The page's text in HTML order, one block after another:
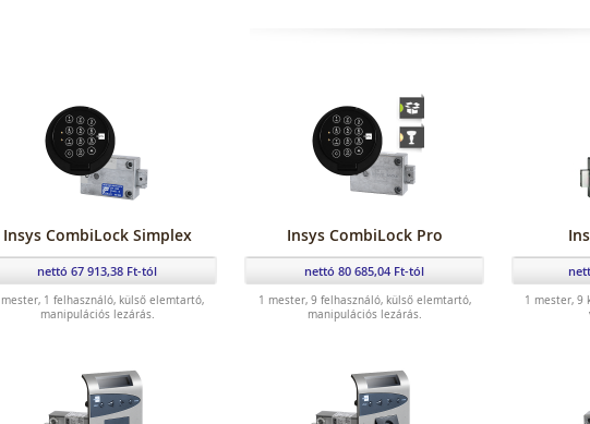
Insys CombiLock Simplex Insys CombiLock Pro
nettó 67 913,38 Ft-tól
mester, 1 felhasználó, külső elemtartó,
manipulációs lezárás.
nettó 80 685,04 Ft-tól
1 mester, 9 felhasználó, külső elemtartó,
manipulációs lezárás.
1 mester, 9